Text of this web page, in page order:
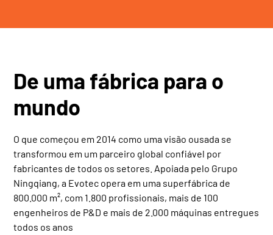
De uma fábrica para o
mundo
O que começou em 2014 como uma visão ousada se
transformou em um parceiro global confiável por
fabricantes de todos os setores. Apoiada pelo Grupo
Ningqiang, a Evotec opera em uma superfábrica de
800.000 m², com 1.800 profissionais, mais de 100
engenheiros de P&D e mais de 2.000 máquinas entregues
todos os anos